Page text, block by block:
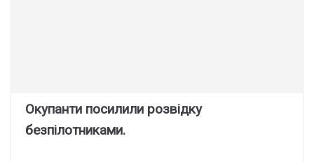
Окупанти посилили розвідку
безпілотниками.